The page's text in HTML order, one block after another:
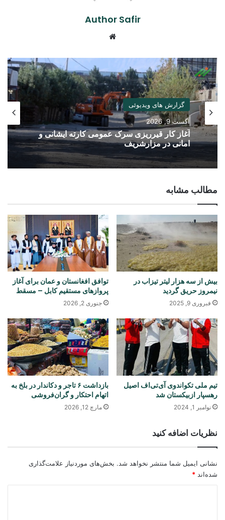
Author Safir
گزارش های ویدیوئی
آگست 9, 2026
آغاز کار قیرریزی سرک عمومی کارته ایشانی و
امانی در مزارشریف
مطالب مشابه
بیش از سه هزار لیتر تیزاب در
نیمروز حریق گردید
فبروری 9, 2025
توافق افغانستان و عمان برای آغاز
پروازهای مستقیم کابل – مسقط
جنوری 2, 2026
تیم ملی تکواندوی آی‌تی‌اف اصیل
رهسپار ازبیکستان شد
نوامبر 1, 2024
بازداشت ۶ تاجر و دکاندار در بلخ به
اتهام احتکار و گران‌فروشی
مارچ 12, 2026
نظریات اضافه کنید
نشانی ایمیل شما منتشر نخواهد شد. بخش‌های موردنیاز علامت‌گذاری
شده‌اند *